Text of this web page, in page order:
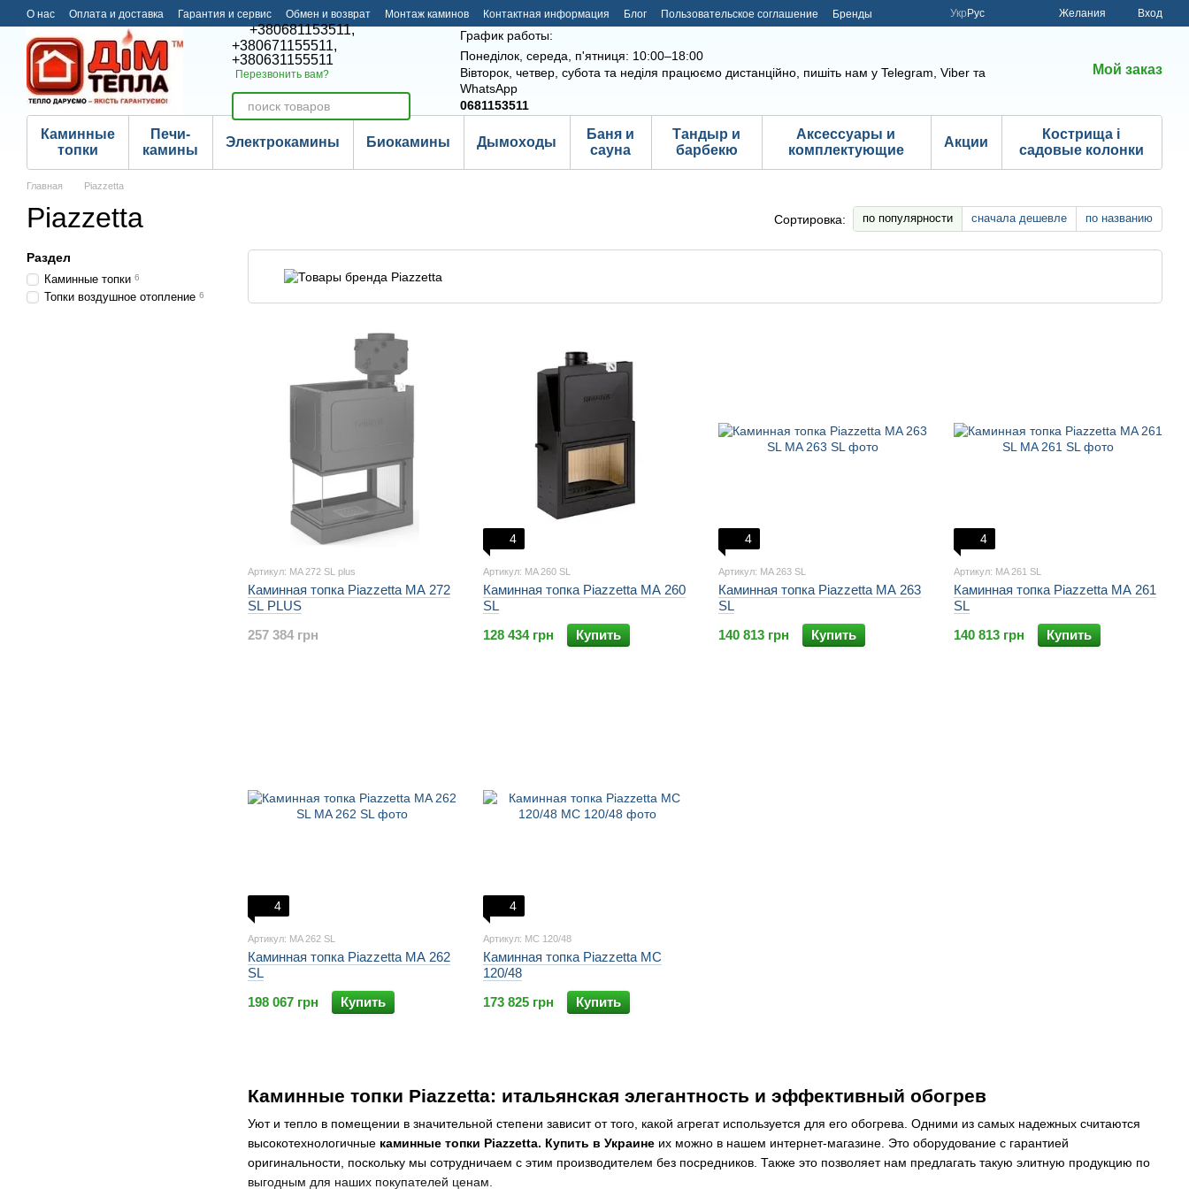
Перейти к основному контенту
О нас Оплата и доставка Гарантия и сервис Обмен и возврат Монтаж каминов Контактная информация Блог Пользовательское соглашение Бренды Укр Рус Желания Вход
+380681153511,
+380671155511,
+380631155511
Перезвонить вам?
График работы:
Понеділок, середа, п'ятниця: 10:00–18:00
Вівторок, четвер, субота та неділя працюємо дистанційно, пишіть нам у Telegram, Viber та
WhatsApp
0681153511
Мой заказ
Каминные
топки
Печи-
камины
Электрокамины Биокамины Дымоходы
Баня и
сауна
Тандыр и
барбекю
Аксессуары и
комплектующие
Акции
Кострища і
садовые колонки
Главная Piazzetta
Piazzetta Сортировка: по популярности сначала дешевле по названию
Каминные топки Piazzetta: итальянская элегантность и эффективный обогрев
Уют и тепло в помещении в значительной степени зависит от того, какой агрегат используется для его обогрева. Одними из самых надежных считаются
высокотехнологичные каминные топки Piazzetta. Купить в Украине их можно в нашем интернет-магазине. Это оборудование с гарантией
оригинальности, поскольку мы сотрудничаем с этим производителем без посредников. Также это позволяет нам предлагать такую элитную продукцию по
выгодным для наших покупателей ценам.
Артикул: MA 272 SL plus
Каминная топка Piazzetta MA 272
SL PLUS
257 384 грн
4
Артикул: MA 260 SL
Каминная топка Piazzetta MA 260
SL
128 434 грн
Купить
4
Артикул: MA 263 SL
Каминная топка Piazzetta MA 263
SL
140 813 грн
Купить
4
Артикул: MA 261 SL
Каминная топка Piazzetta MA 261
SL
140 813 грн
Купить
4
Артикул: MA 262 SL
Каминная топка Piazzetta MA 262
SL
198 067 грн
Купить
4
Артикул: MC 120/48
Каминная топка Piazzetta MC
120/48
173 825 грн
Купить
Раздел
Каминные топки 6
Топки воздушное отопление 6